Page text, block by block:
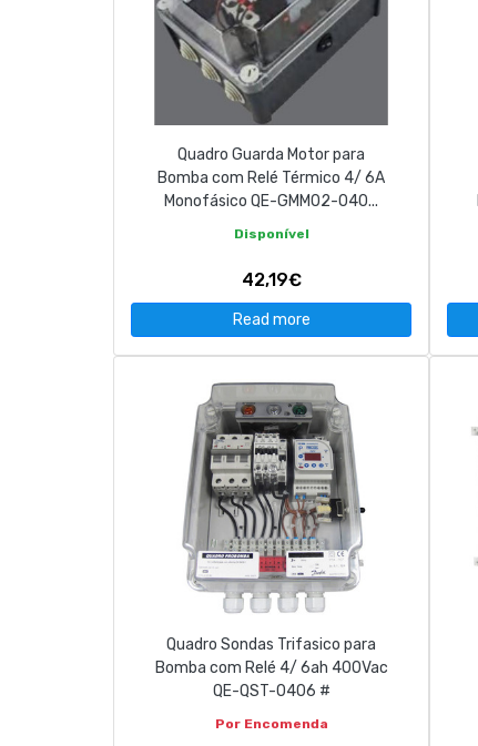
Quadro Guarda Motor para
Bomba com Relé Térmico 4/ 6A
Monofásico QE-GMM02-040...
Disponível
42,19€
Read more
Quadro Sondas Trifasico para
Bomba com Relé 4/ 6ah 400Vac
QE-QST-0406 #
Por Encomenda